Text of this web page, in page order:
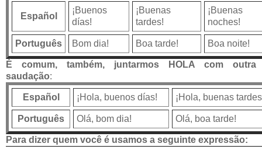
Español
¡Buenos
días!
¡Buenas
tardes!
¡Buenas
noches!
Português Bom dia! Boa tarde! Boa noite!
É comum, também, juntarmos HOLA com outra
saudação:
Español ¡Hola, buenos días! ¡Hola, buenas
Português Olá, bom dia! Olá, boa tarde!
Para dizer quem você é usamos a seguinte expressão: